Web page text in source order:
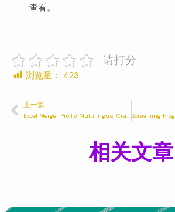
查看。
请打分
浏览量： 423
上一篇
Excel Merger Pro 1.6 Multilingual Cracked Version Excel合并
相关文章